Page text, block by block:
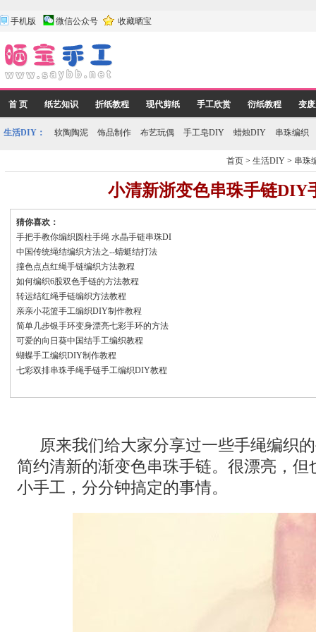
手机版 微信公众号 收藏晒宝
首 页 纸艺知识 折纸教程 现代剪纸 手工欣赏 衍纸教程 变
生活DIY： 软陶陶泥 饰品制作 布艺玩偶 手工皂DIY 蜡烛DIY 串珠编织
首页 >生活DIY > 串珠
小清新浙变色串珠手链DIY
猜你喜欢：
手把手教你编织圆柱手绳 水晶手链串珠DI
中国传统绳结编织方法之--蜻蜓结打法
撞色点点红绳手链编织方法教程
如何编织6股双色手链的方法教程
转运结红绳手链编织方法教程
亲亲小花篮手工编织DIY制作教程
简单几步银手环变身漂亮七彩手环的方法
可爱的向日葵中国结手工编织教程
蝴蝶手工编织DIY制作教程
七彩双排串珠手绳手链手工编织DIY教程
原来我们给大家分享过一些手绳编织
简约清新的渐变色串珠手链。很漂亮，但
小手工，分分钟搞定的事情。